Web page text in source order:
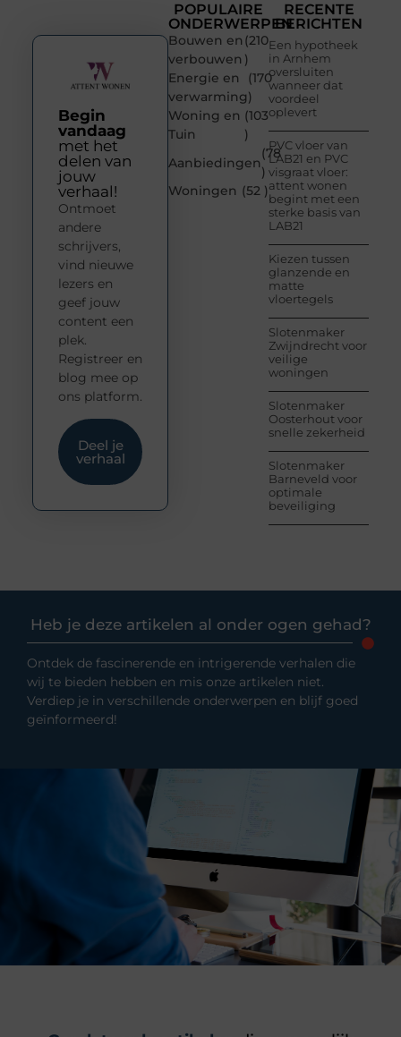
POPULAIRE
ONDERWERPEN
Bouwen en
verbouwen
(210
)
Energie en
verwarming
(170
)
Woning en
Tuin
(103
)
Aanbiedingen
(78
)
Woningen (52 )
RECENTE
BERICHTEN
Een hypotheek
in Arnhem
oversluiten
wanneer dat
voordeel
oplevert
PVC vloer van
LAB21 en PVC
visgraat vloer:
attent wonen
begint met een
sterke basis van
LAB21
Kiezen tussen
glanzende en
matte
vloertegels
Slotenmaker
Zwijndrecht voor
veilige
woningen
Slotenmaker
Oosterhout voor
snelle zekerheid
Slotenmaker
Barneveld voor
optimale
beveiliging
Begin
vandaag
met het
delen van
jouw
verhaal!
Ontmoet
andere
schrijvers,
vind nieuwe
lezers en
geef jouw
content een
plek.
Registreer en
blog mee op
ons platform.
Deel je
verhaal
Heb je deze artikelen al onder ogen gehad?
Ontdek de fascinerende en intrigerende verhalen die
wij te bieden hebben en mis onze artikelen niet.
Verdiep je in verschillende onderwerpen en blijf goed
geïnformeerd!